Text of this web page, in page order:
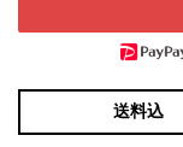
送料込